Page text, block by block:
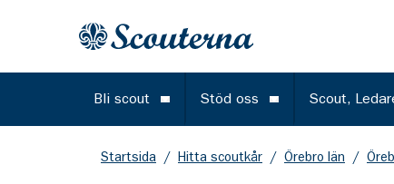
Gå till huvudinnehållet
Bli scout Öppna meny
Stöd oss Öppna meny
Scout,
Startsida / Hitta scoutkår / Örebro län /